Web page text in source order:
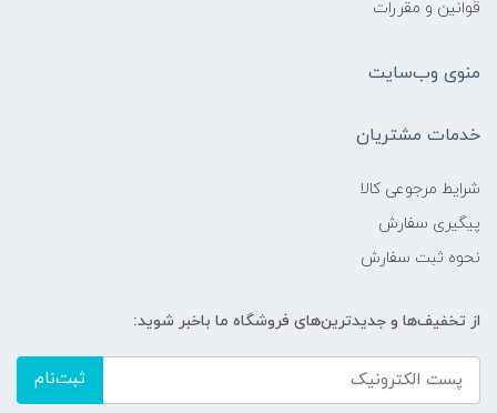
قوانین و مقررات
منوی وب‌سایت
خدمات مشتریان
شرایط مرجوعی کالا
پیگیری سفارش
نحوه ثبت سفارش
از تخفیف‌ها و جدیدترین‌های فروشگاه ما باخبر شوید:
ثبت‌نام